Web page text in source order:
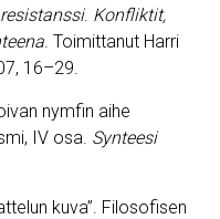
. Konfliktit,
. Toimittanut Harri
16–29.
nymfin aihe
IV osa. Synteesi
kuva”. Filosofisen